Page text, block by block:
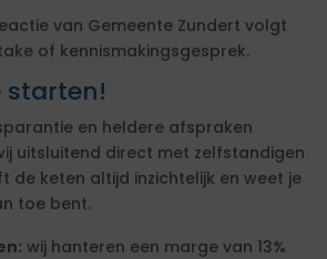
van Gemeente Zundert volgt
of kennismakingsgesprek.
starten!
en heldere afspraken
uitsluitend direct met zelfstandigen
de keten altijd inzichtelijk en weet je
toe bent.
wij hanteren een marge van 13%